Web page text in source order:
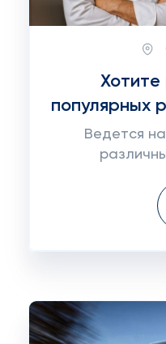
Хотите
популярных
Ведется